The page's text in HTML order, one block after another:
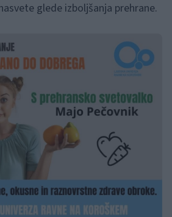
glede izboljšanja prehrane.